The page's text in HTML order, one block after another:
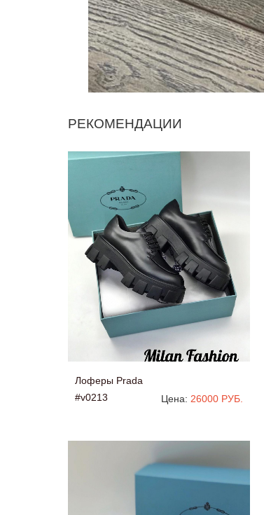
РЕКОМЕНДАЦИИ
Лоферы Prada
#v0213
Цена: 26000 РУБ.